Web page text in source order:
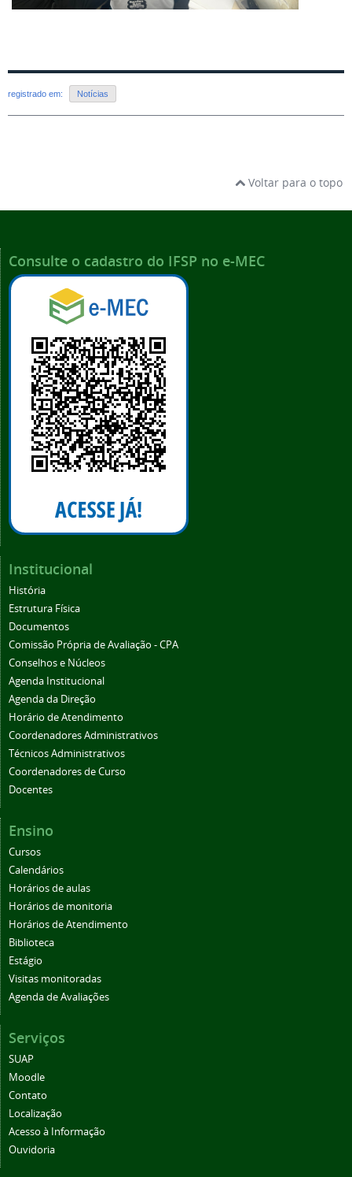
registrado em: Notícias
Voltar para o topo
Consulte o cadastro do IFSP no e-MEC
Institucional
História
Estrutura Física
Documentos
Comissão Própria de Avaliação - CPA
Conselhos e Núcleos
Agenda Institucional
Agenda da Direção
Horário de Atendimento
Coordenadores Administrativos
Técnicos Administrativos
Coordenadores de Curso
Docentes
Ensino
Cursos
Calendários
Horários de aulas
Horários de monitoria
Horários de Atendimento
Biblioteca
Estágio
Visitas monitoradas
Agenda de Avaliações
Serviços
SUAP
Moodle
Contato
Localização
Acesso à Informação
Ouvidoria